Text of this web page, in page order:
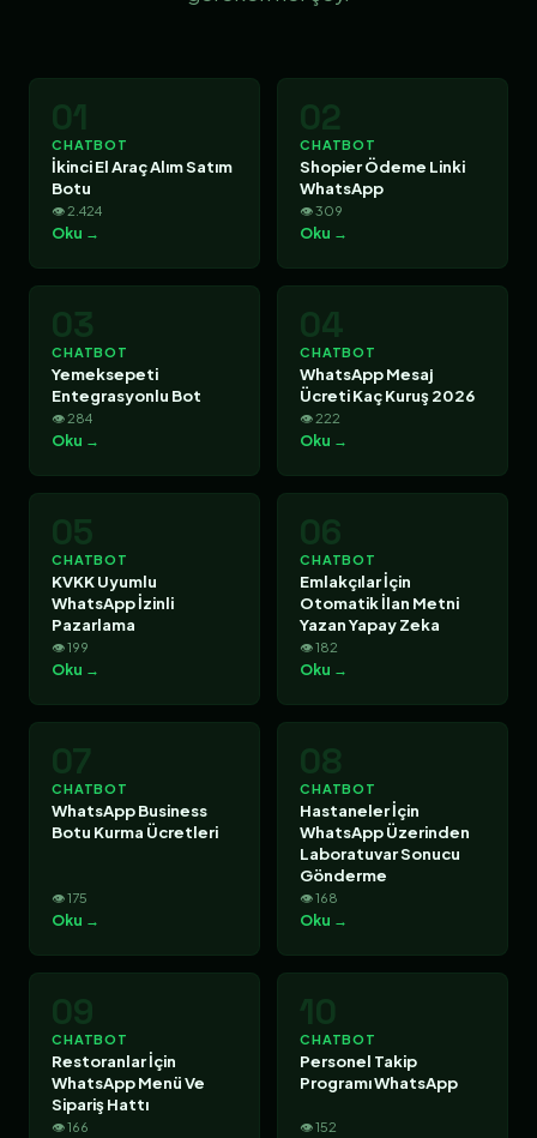
01
CHATBOT
İkinci El Araç Alım Satım
Botu
👁 2.424
Oku →
02
CHATBOT
Shopier Ödeme Linki
WhatsApp
👁 309
Oku →
03
CHATBOT
Yemeksepeti
Entegrasyonlu Bot
👁 284
Oku →
04
CHATBOT
WhatsApp Mesaj
Ücreti Kaç Kuruş 2026
👁 222
Oku →
05
CHATBOT
KVKK Uyumlu
WhatsApp İzinli
Pazarlama
👁 199
Oku →
06
CHATBOT
Emlakçılar İçin
Otomatik İlan Metni
Yazan Yapay Zeka
👁 182
Oku →
07
CHATBOT
WhatsApp Business
Botu Kurma Ücretleri
👁 175
Oku →
08
CHATBOT
Hastaneler İçin
WhatsApp Üzerinden
Laboratuvar Sonucu
Gönderme
👁 168
Oku →
09
CHATBOT
Restoranlar İçin
WhatsApp Menü Ve
Sipariş Hattı
👁 166
10
CHATBOT
Personel Takip
Programı WhatsApp
👁 152